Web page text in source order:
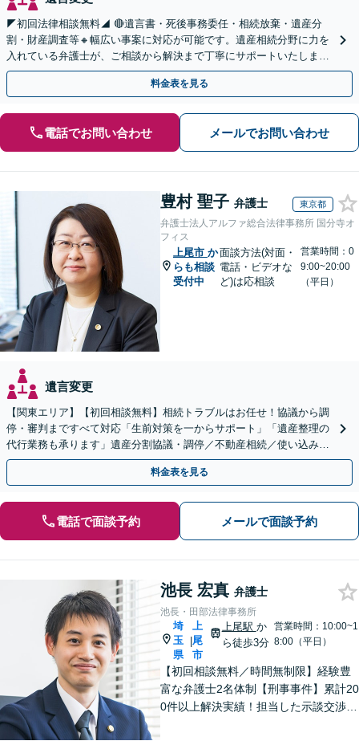
◤初回法律相談無料◢ 🔴遺言書・死後事務委任・相続放棄・遺産分
割・財産調査等🔸幅広い事案に対応が可能です。遺産相続分野に力を
入れている弁護士が、ご相談から解決まで丁寧にサポートいたしま
す。まずはじっくりとお話ししてください。
料金表を見る
電話でお問い合わせ メールでお問い合わせ
豊村 聖子 弁護士 東京都
弁護士法人アルファ総合法律事務所 国分寺オ
フィス
上尾市 か
らも相談
受付中
面談方法(対面・
電話・ビデオな
ど)は応相談
営業時間：0
9:00~20:00
（平日）
遺言変更
【関東エリア】【初回相談無料】相続トラブルはお任せ！協議から調
停・審判まですべて対応「生前対策を一からサポート」「遺産整理の
代行業務も承ります」遺産分割協議・調停／不動産相続／使い込み／
遺留分侵害額請求／相続放棄【完全個室】
料金表を見る
電話で面談予約 メールで面談予約
池長 宏真 弁護士
池長・田部法律事務所
埼
玉
県
|
上
尾
市
上尾駅 か
ら徒歩3分
営業時間：10:00~1
8:00（平日）
【初回相談無料／時間無制限】経験豊
富な弁護士2名体制【刑事事件】累計20
0件以上解決実績！担当した示談交渉の